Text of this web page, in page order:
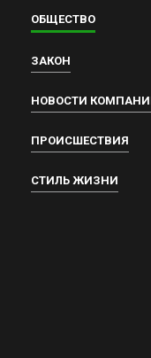
ОБЩЕСТВО
ЗАКОН
НОВОСТИ
ПРОИСШЕСТВИЯ
СТИЛЬ ЖИЗНИ